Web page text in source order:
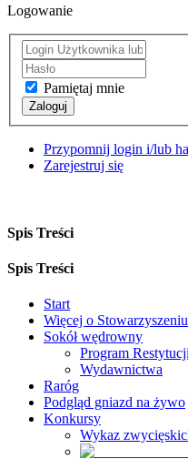
Logowanie
Pamiętaj mnie
Zaloguj
Przypomnij login i/lub
Zarejestruj się
Spis Treści
Spis Treści
Start
Więcej o
Sokół wędrowny
Program
Wydawnictwa
Raróg
Podgląd gniazd na żywo
Konkursy
Wykaz